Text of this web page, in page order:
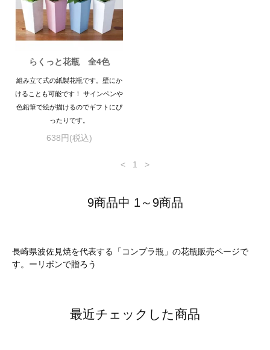
らくっと花瓶 全4色
組み立て式の紙製花瓶です。壁にか
けることも可能です！ サインペンや
色鉛筆で絵が描けるのでギフトにぴ
ったりです。
638円(税込)
< 1 >
9商品中 1～9商品
長崎県波佐見焼を代表する「コンプラ瓶」の花瓶販売ページで
す。ーリボンで贈ろう
最近チェックした商品